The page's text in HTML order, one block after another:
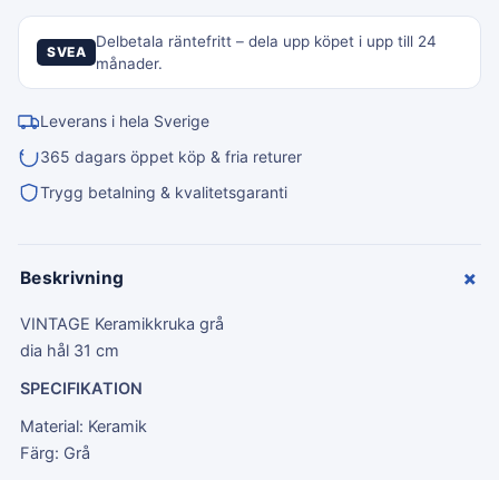
SVEA
Delbetala räntefritt – dela upp köpet i upp till 24
månader.
Leverans i hela Sverige
365 dagars öppet köp & fria returer
Trygg betalning & kvalitetsgaranti
Beskrivning +
VINTAGE Keramikkruka grå
dia hål 31 cm
SPECIFIKATION
Material: Keramik
Färg: Grå